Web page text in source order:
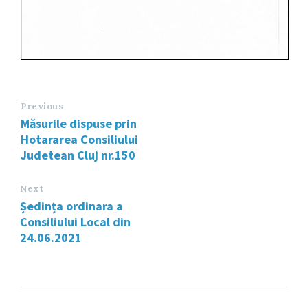
Previous
Măsurile dispuse prin
Hotararea Consiliului
Judetean Cluj nr.150
Next
Ședința ordinara a
Consiliului Local din
24.06.2021